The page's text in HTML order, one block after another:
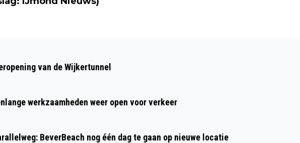
RINGETJE TE
‘GOUD’ TIJDENS EK WIELRENNEN
van de Wijkertunnel
werkzaamheden weer open voor verkeer
BeverBeach nog één dag te gaan op nieuwe locatie